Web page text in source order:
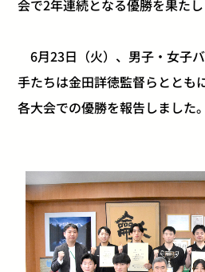
会で2年連続となる優勝を果たし
6月23日（火）、男子・女子
手たちは金田詳徳監督らととも
各大会での優勝を報告しました。